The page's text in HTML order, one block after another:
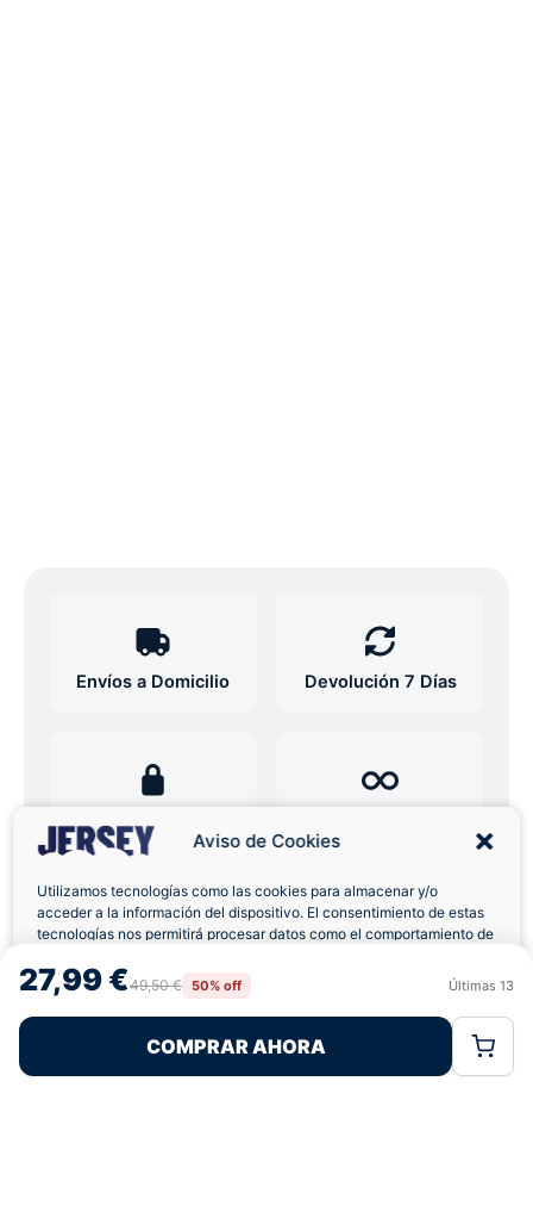
Aviso de Cookies
Utilizamos tecnologías como las cookies para almacenar y/o
acceder a la información del dispositivo. El consentimiento de estas
tecnologías nos permitirá procesar datos como el comportamiento de
retirar el consentimiento, puede afectar negativamente a ciertas
características y funciones.
Rechazar
Política de CookiesPolítica de Privacidad
27,99 €49,50 € 50% off Últimas 13
COMPRAR AHORA
Envíos a Domicilio Devolución 7 Días
Pagos 100% Seguros
★★★★★4,6 basado en 12+ reseñas
verificadas
¿Tienes dudas con la talla o el envío?
Escríbenos por WhatsApp